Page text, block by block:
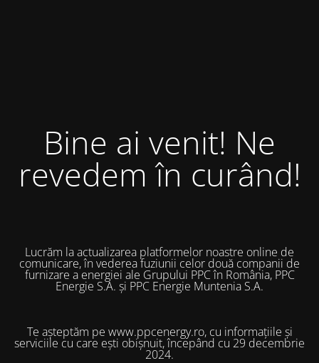
Bine ai venit! Ne
revedem în curând!
Lucrăm la actualizarea platformelor noastre online de
comunicare, în vederea fuziunii celor două companii de
furnizare a energiei ale Grupului PPC în România, PPC
Energie S.A. și PPC Energie Muntenia S.A.
Te așteptăm pe www.ppcenergy.ro, cu informațiile și
serviciile cu care ești obișnuit, începând cu 29 decembrie
2024.